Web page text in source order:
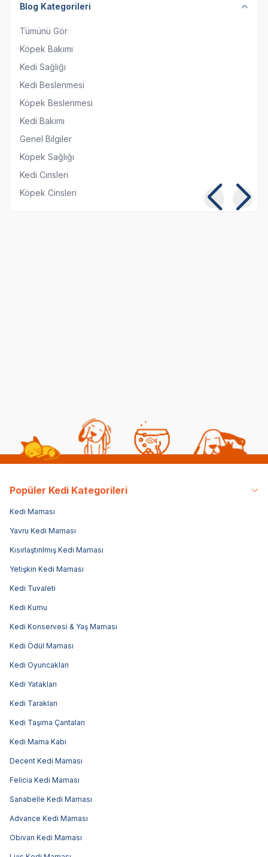
Blog Kategorileri
Tümünü Gör
Köpek Bakımı
Kedi Sağlığı
Kedi Beslenmesi
Köpek Beslenmesi
Kedi Bakımı
Genel Bilgiler
Köpek Sağlığı
Kedi Cinsleri
Köpek Cinsleri
Popüler Kedi Kategorileri
Kedi Maması
Yavru Kedi Maması
Kısırlaştırılmış Kedi Maması
Yetişkin Kedi Maması
Kedi Tuvaleti
Kedi Kumu
Kedi Konservesi & Yaş Maması
Kedi Ödül Maması
Kedi Oyuncakları
Kedi Yatakları
Kedi Tarakları
Kedi Taşıma Çantaları
Kedi Mama Kabı
Decent Kedi Maması
Felicia Kedi Maması
Sanabelle Kedi Maması
Advance Kedi Maması
Obivan Kedi Maması